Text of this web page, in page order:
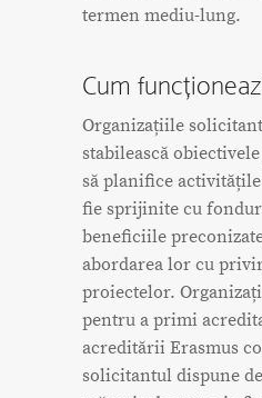
termen mediu-lung.
Cum
Organizațiile
stabilească
să planifice activitățile
fie sprijinite cu
beneficiile
abordarea lor cu
proiectelor.
pentru a primi
acreditării Erasmus
solicitantul dispune